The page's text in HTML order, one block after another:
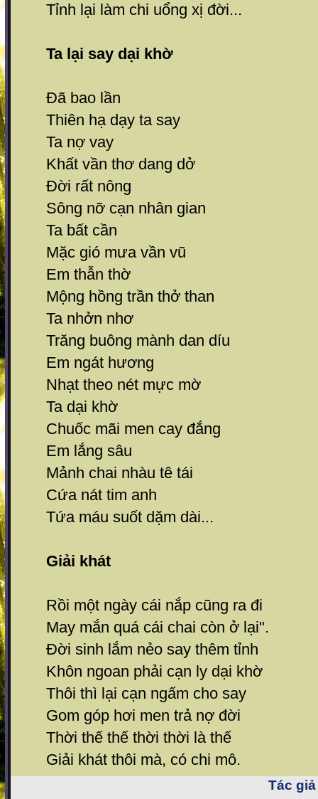
Tỉnh lại làm chi uổng xị đời...
Ta lại say dại khờ
Đã bao lần
Thiên hạ dạy ta say
Ta nợ vay
Khất vần thơ dang dở
Đời rất nông
Sông nỡ cạn nhân gian
Ta bất cần
Mặc gió mưa vần vũ
Em thẫn thờ
Mộng hồng trần thở than
Ta nhởn nhơ
Trăng buông mành dan díu
Em ngát hương
Nhạt theo nét mực mờ
Ta dại khờ
Chuốc mãi men cay đắng
Em lắng sâu
Mảnh chai nhàu tê tái
Cứa nát tim anh
Tứa máu suốt dặm dài...
Giải khát
Rồi một ngày cái nắp cũng ra đi
May mắn quá cái chai còn ở lại".
Đời sinh lắm nẻo say thêm tỉnh
Khôn ngoan phải cạn ly dại khờ
Thôi thì lại cạn ngấm cho say
Gom góp hơi men trả nợ đời
Thời thế thế thời thời là thế
Giải khát thôi mà, có chi mô.
Tác